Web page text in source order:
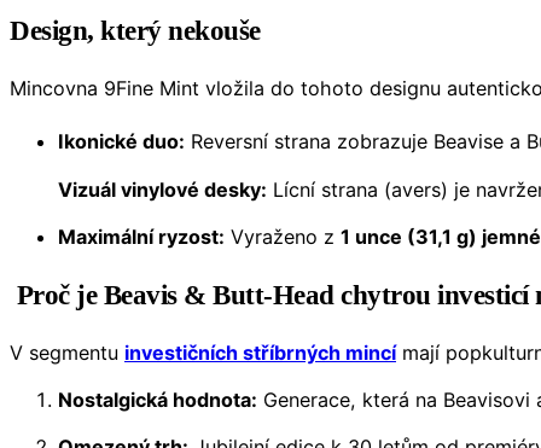
Design, který nekouše
Mincovna 9Fine Mint vložila do tohoto designu
Ikonické duo: Reversní strana zobrazuje Beavise a
Vizuál vinylové desky: Lícní strana (avers) je
Maximální ryzost: Vyraženo z 1 unce (31,1 g)
Proč je Beavis & Butt-Head chytrou investicí
V segmentu investičních stříbrných mincímají
Nostalgická hodnota: Generace, která na